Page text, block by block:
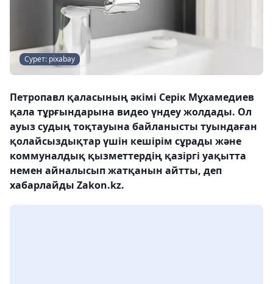
Сурет: pixabay
Петропавл қаласының әкімі Серік Мұхамедиев
қала тұрғындарына видео үндеу жолдады. Ол
ауыз судың тоқтауына байланысты туындаған
қолайсыздықтар үшін кешірім сұрады және
коммуналдық қызметтердің қазіргі уақытта
немен айналысып жатқанын айтты, деп
хабарлайды Zakon.kz.